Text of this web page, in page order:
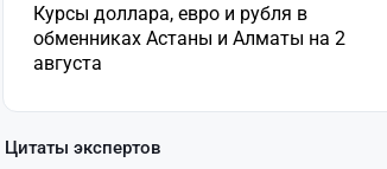
Курсы доллара, евро и рубля в
обменниках Астаны и Алматы на 2
августа
Цитаты экспертов